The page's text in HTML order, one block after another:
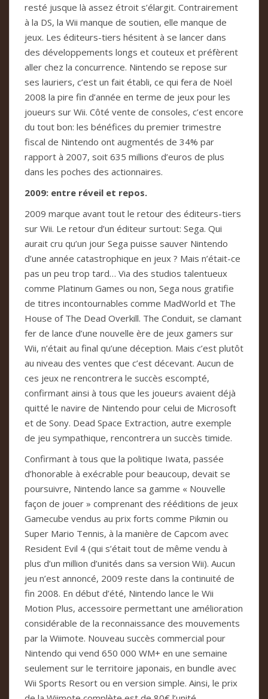
resté jusque là assez étroit s’élargit. Contrairement
à la DS, la Wii manque de soutien, elle manque de
jeux. Les éditeurs-tiers hésitent à se lancer dans
des développements longs et couteux et préfèrent
aller chez la concurrence. Nintendo se repose sur
ses lauriers, c’est un fait établi, ce qui fera de Noël
2008 la pire fin d’année en terme de jeux pour les
joueurs sur Wii. Côté vente de consoles, c’est encore
du tout bon: les bénéfices du premier trimestre
fiscal de Nintendo ont augmentés de 34% par
rapport à 2007, soit 635 millions d’euros de plus
dans les poches des actionnaires.
2009: entre réveil et repos.
2009 marque avant tout le retour des éditeurs-tiers
sur Wii. Le retour d’un éditeur surtout: Sega. Qui
aurait cru qu’un jour Sega puisse sauver Nintendo
d’une année catastrophique en jeux ? Mais n’était-ce
pas un peu trop tard… Via des studios talentueux
comme Platinum Games ou non, Sega nous gratifie
de titres incontournables comme MadWorld et The
House of The Dead Overkill. The Conduit, se clamant
fer de lance d’une nouvelle ère de jeux gamers sur
Wii, n’était au final qu’une déception. Mais c’est plutôt
au niveau des ventes que c’est décevant. Aucun de
ces jeux ne rencontrera le succès escompté,
confirmant ainsi à tous que les joueurs avaient déjà
quitté le navire de Nintendo pour celui de Microsoft
et de Sony. Dead Space Extraction, autre exemple
de jeu sympathique, rencontrera un succès timide.
Confirmant à tous que la politique Iwata, passée
d’honorable à exécrable pour beaucoup, devait se
poursuivre, Nintendo lance sa gamme « Nouvelle
façon de jouer » comprenant des rééditions de jeux
Gamecube vendus au prix forts comme Pikmin ou
Super Mario Tennis, à la manière de Capcom avec
Resident Evil 4 (qui s’était tout de même vendu à
plus d’un million d’unités dans sa version Wii). Aucun
jeu n’est annoncé, 2009 reste dans la continuité de
fin 2008. En début d’été, Nintendo lance le Wii
Motion Plus, accessoire permettant une amélioration
considérable de la reconnaissance des mouvements
par la Wiimote. Nouveau succès commercial pour
Nintendo qui vend 650 000 WM+ en une semaine
seulement sur le territoire japonais, en bundle avec
Wii Sports Resort ou en version simple. Ainsi, le prix